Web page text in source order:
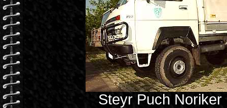
Steyr Puch Noriker